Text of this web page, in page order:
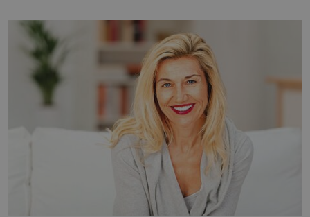
se na koloběžce a den zakončit poznáváním památek ve
Velkých Losinách nebo v termálním